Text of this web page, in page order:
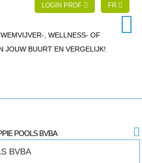
LOGIN PROF FR
, WELLNESS- OF
JOUW BUURT EN VERGELIJK!
POOLS BVBA
BVBA